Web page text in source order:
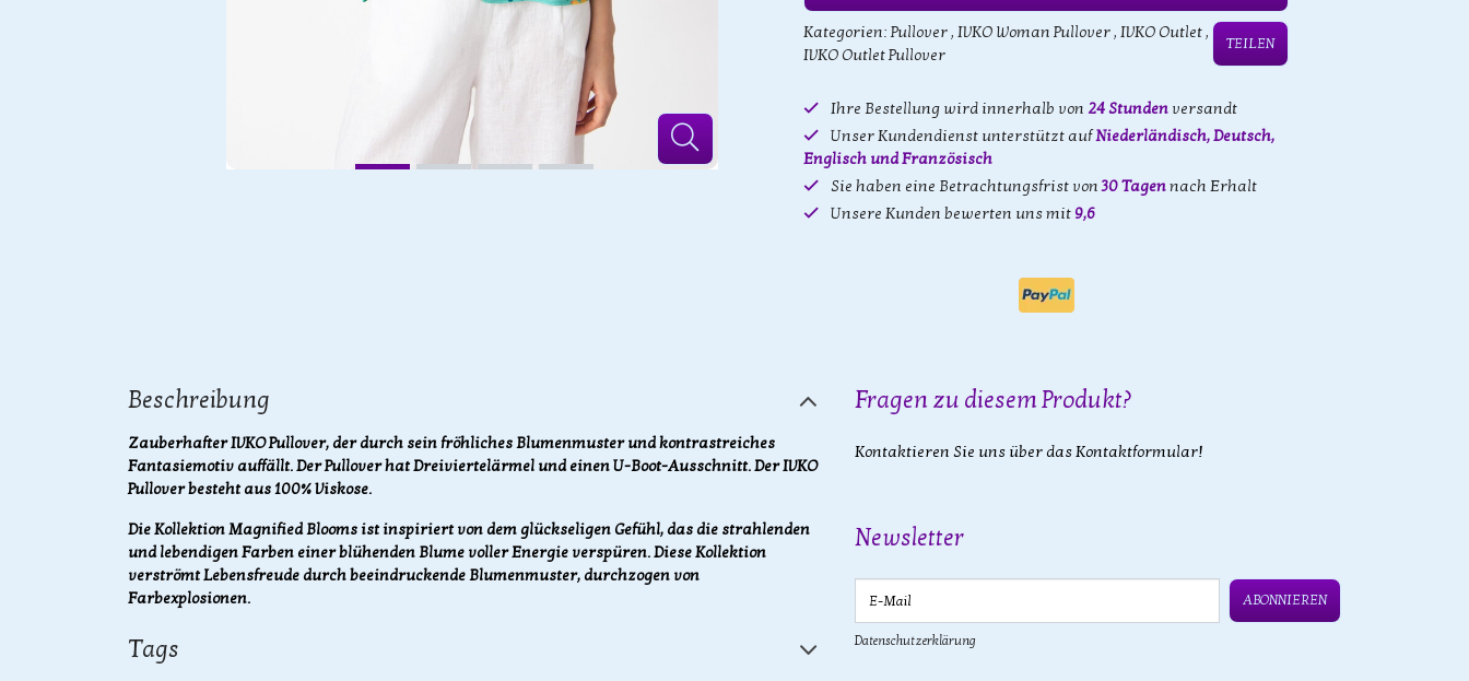
Kategorien: Pullover, IVKO Woman Pullover, IVKO Outlet,
IVKO Outlet Pullover
TEILEN
Ihre Bestellung wird innerhalb von 24 Stunden versandt
Unser Kundendienst unterstützt aufNiederländisch, Deutsch,
Englisch und Französisch
Sie haben eine Betrachtungsfrist von30 Tagennach Erhalt
Unsere Kunden bewerten uns mit 9,6
Beschreibung
Zauberhafter IVKO Pullover, der durch sein fröhliches Blumenmuster und kontrastreiches
Fantasiemotiv auffällt. Der Pullover hat Dreiviertelärmel und einen U-Boot-Ausschnitt. Der IVKO
Pullover besteht aus 100% Viskose.
Die Kollektion Magnified Blooms ist inspiriert von dem glückseligen Gefühl, das die strahlenden
und lebendigen Farben einer blühenden Blume voller Energie verspüren. Diese Kollektion
verströmt Lebensfreude durch beeindruckende Blumenmuster, durchzogen von
Farbexplosionen.
Tags
Fragen zu diesem Produkt?
Kontaktieren Sie uns über das Kontaktformular!
Newsletter
E-Mail
ABONNIEREN
Datenschutzerklärung